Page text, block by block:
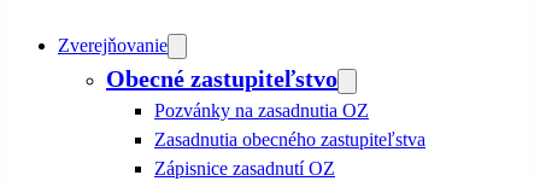
Zverejňovanie
Obecné zastupiteľstvo
Pozvánky na zasadnutia OZ
Zasadnutia obecného zastupiteľstva
Zápisnice zasadnutí OZ